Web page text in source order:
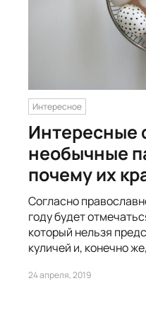
Интересное
Интересные
необычные
почему их
Согласно
году будет
который нельзя
куличей и, конечно
24 апреля, 2019